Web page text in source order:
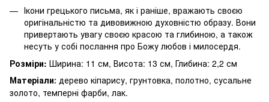
Ікони грецького письма, як і раніше, вражають своєю
оригінальністю та дивовижною духовністю образу. Вони
привертають увагу своєю красою та глибиною, а також
несуть у собі послання про Божу любов і милосердя.
Розміри: Ширина: 11 см, Висота: 13 см, Глибина: 2,2 см
Матеріали: дерево кіпарису, грунтовка, полотно, сусальне
золото, темперні фарби, лак.